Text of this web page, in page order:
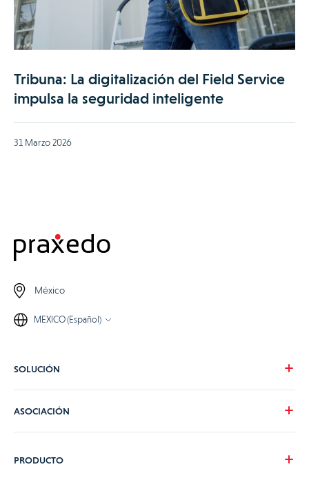
Tribuna: La digitalización del Field Service
impulsa la seguridad inteligente
31 Marzo 2026
México
MEXICO (Español)
SOLUCIÓN
Tarifas
ASOCIACIÓN
PRODUCTO